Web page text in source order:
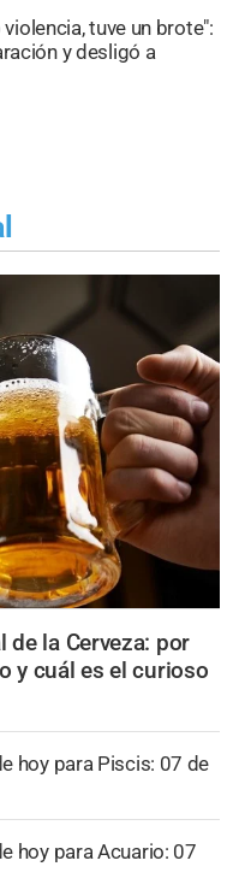
tuve un brote":
y desligó a
de la Cerveza: por
y cuál es el curioso
hoy para Piscis: 07 de
hoy para Acuario: 07